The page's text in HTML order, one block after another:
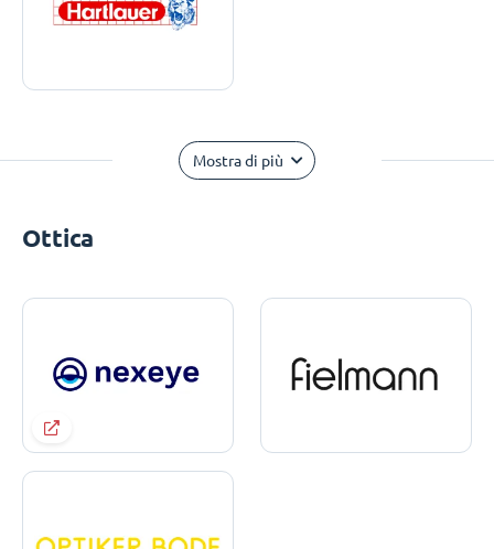
Mostra di più
Ottica